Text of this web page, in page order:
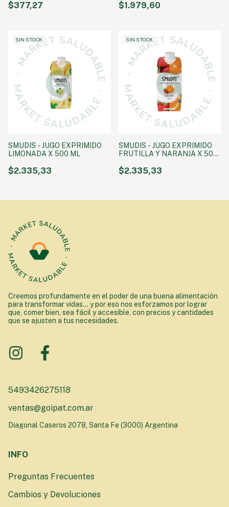
$377,27
TACC
$1.979,60
SIN STOCK
SMUDIS - JUGO EXPRIMIDO
LIMONADA X 500 ML
$2.335,33
SIN STOCK
SMUDIS - JUGO EXPRIMIDO
FRUTILLA Y NARANJA X 500
$2.335,33
Creemos profundamente en el poder de una buena alimentación
para transformar vidas... y por eso nos esforzamos por lograr
que, comer bien, sea fácil y accesible, con precios y cantidades
que se ajusten a tus necesidades.
5493426275118
ventas@goipat.com.ar
Diagonal Caseros 2078, Santa Fe (3000) Argentina
INFO
Preguntas Frecuentes
Cambios y Devoluciones